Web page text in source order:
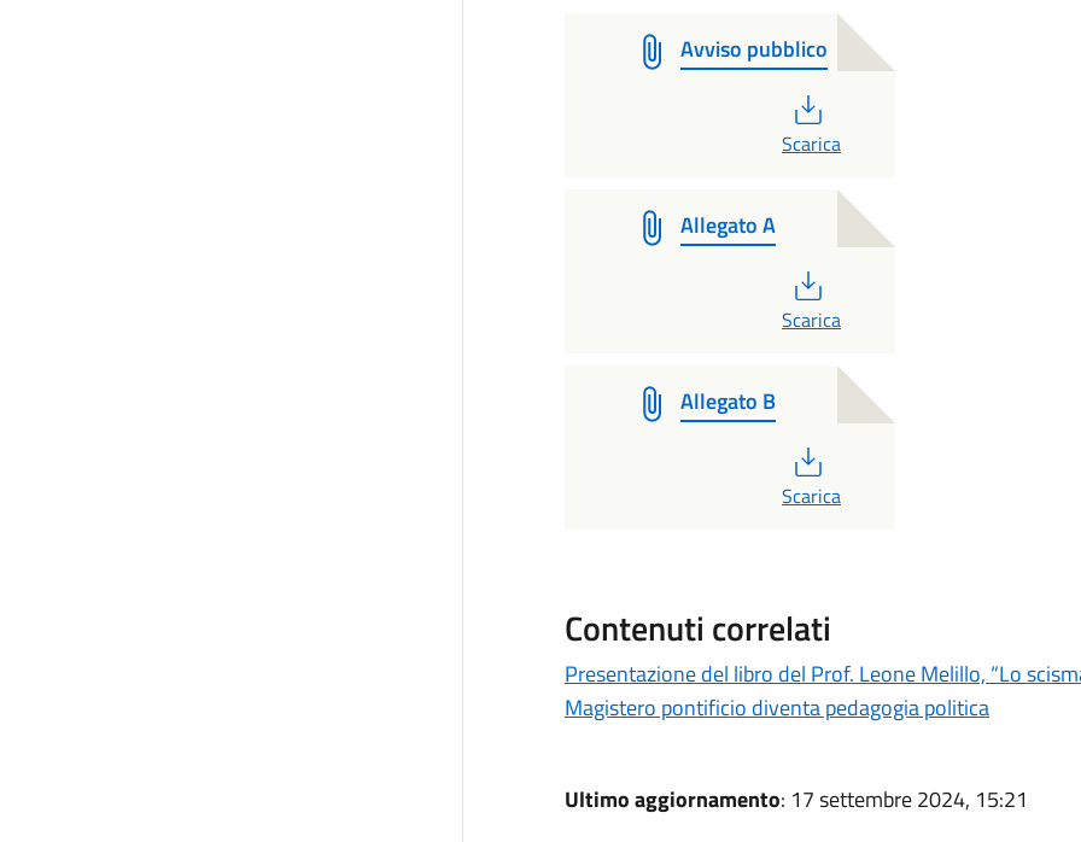
Avviso pubblico
Scarica
Allegato A
Scarica
Allegato B
Scarica
Contenuti correlati
Presentazione del libro del Prof. Leone Melillo, “Lo
Magistero pontificio diventa pedagogia politica
Ultimo aggiornamento: 17 settembre 2024, 15:21